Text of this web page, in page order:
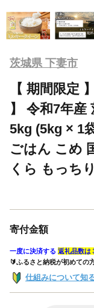
茨城県 下妻市
【 期間限定
】 令和7年産
5kg (5kg × 1
ごはん こめ
くら もっち
寄付金額
一度に決済する 返礼品数は
🔰ふるさと納税が初めての
仕組みについて知